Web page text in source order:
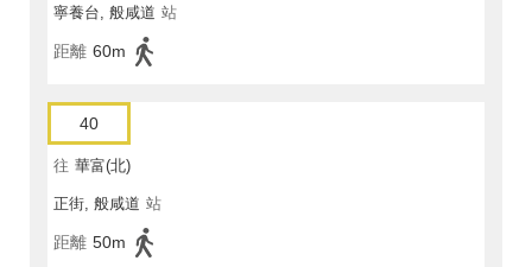
寧養台, 般咸道 站
距離 60m
40
往 華富(北)
正街, 般咸道 站
距離 50m